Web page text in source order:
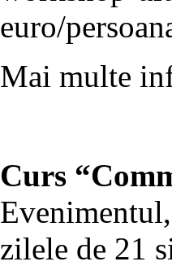
euro/
Mai multe
Curs
zilele de 21